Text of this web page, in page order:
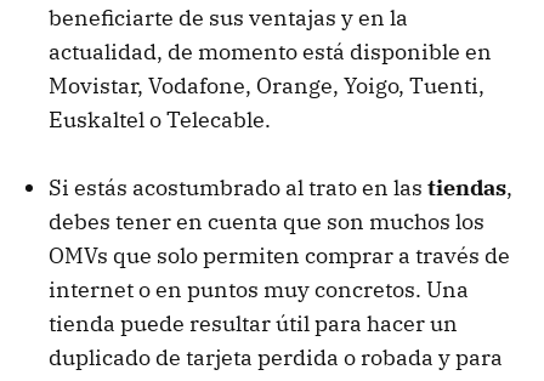
beneficiarte de sus ventajas y en la
actualidad, de momento está disponible en
Movistar, Vodafone, Orange, Yoigo, Tuenti,
Euskaltel o Telecable.
Si estás acostumbrado al trato en las tiendas,
debes tener en cuenta que son muchos los
OMVs que solo permiten comprar a través de
internet o en puntos muy concretos. Una
tienda puede resultar útil para hacer un
duplicado de tarjeta perdida o robada y para